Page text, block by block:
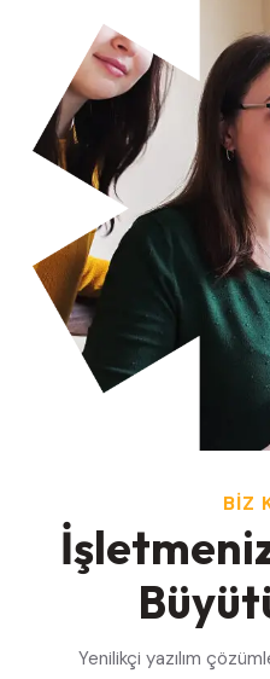
BİZ
İşletmeni
Büyüt
Yenilikçi yazılım